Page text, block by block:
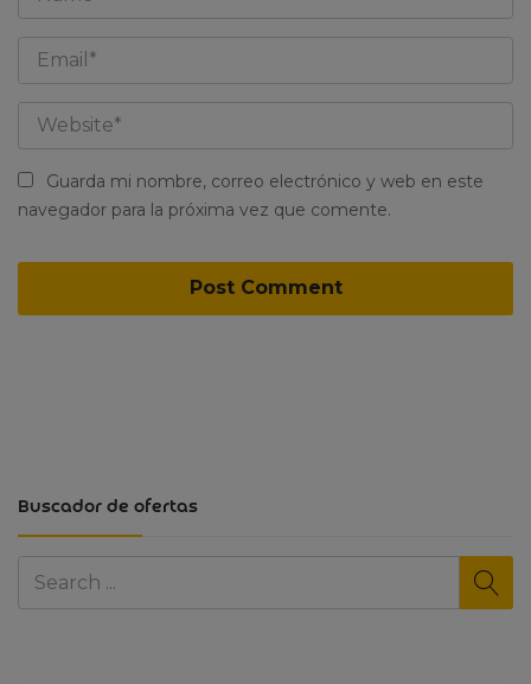
Buscador de ofertas
Guarda mi nombre, correo electrónico y web en este
navegador para la próxima vez que comente.